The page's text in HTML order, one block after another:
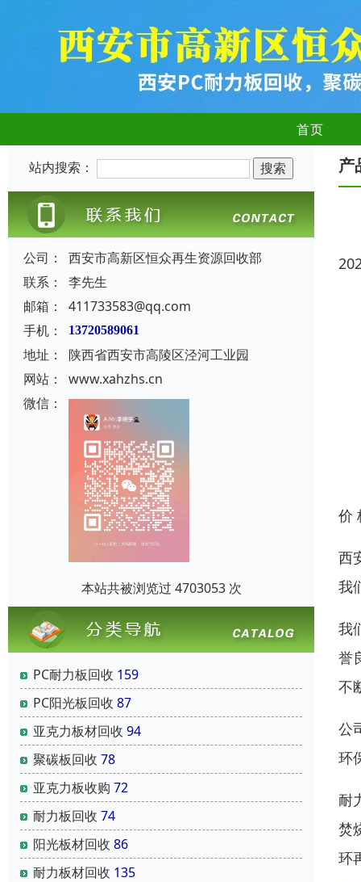
首页
站内搜索：
公司：
西安市高新区恒众再生资源回收部
联系：
李先生
邮箱：
411733583@qq.com
手机：
13720589061
地址：
陕西省西安市高陵区泾河工业园
网站：
www.xahzhs.cn
微信：
本站共被浏览过 4703053 次
PC耐力板回收 159
PC阳光板回收 87
亚克力板材回收 94
聚碳板回收 78
亚克力板收购 72
耐力板回收 74
阳光板材回收 86
耐力板材回收 135
产
价
西
我
我
誉
不
公
环
耐
焚
环